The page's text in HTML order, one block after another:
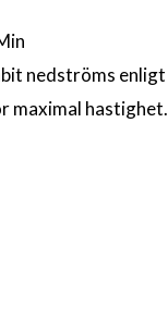
nedströms enligt
maximal hastighet.